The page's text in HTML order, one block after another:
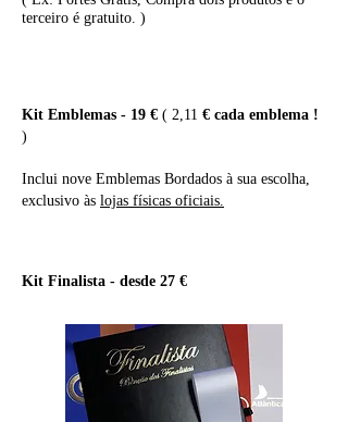
terceiro é gratuito. )
Kit Emblemas - 19 € ( 2,11 € cada emblema !
)
Inclui nove Emblemas Bordados à sua escolha,
exclusivo às lojas físicas oficiais.
Kit Finalista - desde 27 €